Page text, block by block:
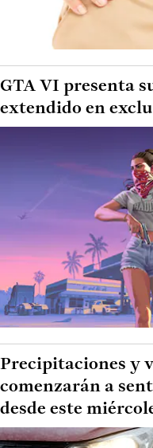
GTA VI presenta
extendido en
Precipitaciones y
comenzarán a
desde este